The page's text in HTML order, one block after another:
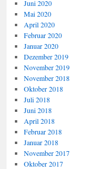
Juni 2020
Mai 2020
April 2020
Februar 2020
Januar 2020
Dezember 2019
November 2019
November 2018
Oktober 2018
Juli 2018
Juni 2018
April 2018
Februar 2018
Januar 2018
November 2017
Oktober 2017